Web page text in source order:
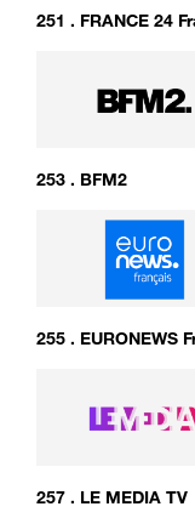
251 . FRANCE 24
253 . BFM2
255 . EURONEWS
257 . LE MEDIA TV